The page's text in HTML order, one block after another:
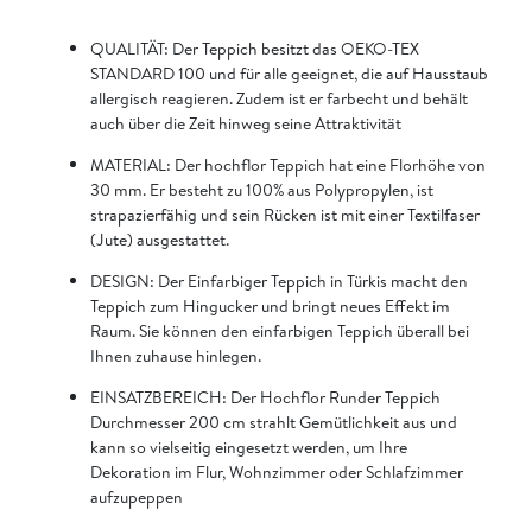
QUALITÄT: Der Teppich besitzt das OEKO-TEX
STANDARD 100 und für alle geeignet, die auf Hausstaub
allergisch reagieren. Zudem ist er farbecht und behält
auch über die Zeit hinweg seine Attraktivität
MATERIAL: Der hochflor Teppich hat eine Florhöhe von
30 mm. Er besteht zu 100% aus Polypropylen, ist
strapazierfähig und sein Rücken ist mit einer Textilfaser
(Jute) ausgestattet.
DESIGN: Der Einfarbiger Teppich in Türkis macht den
Teppich zum Hingucker und bringt neues Effekt im
Raum. Sie können den einfarbigen Teppich überall bei
Ihnen zuhause hinlegen.
EINSATZBEREICH: Der Hochflor Runder Teppich
Durchmesser 200 cm strahlt Gemütlichkeit aus und
kann so vielseitig eingesetzt werden, um Ihre
Dekoration im Flur, Wohnzimmer oder Schlafzimmer
aufzupeppen